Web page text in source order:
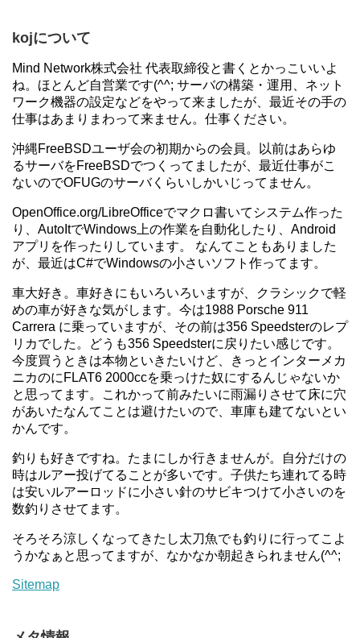
kojについて
Mind Network株式会社 代表取締役と書くとかっこいいよ
ね。ほとんど自営業です(^^; サーバの構築・運用、ネット
ワーク機器の設定などをやって来ましたが、最近その手の
仕事はあまりまわって来ません。仕事ください。
沖縄FreeBSDユーザ会の初期からの会員。以前はあらゆ
るサーバをFreeBSDでつくってましたが、最近仕事がこ
ないのでOFUGのサーバくらいしかいじってません。
OpenOffice.org/LibreOfficeでマクロ書いてシステム作った
り、AutoItでWindows上の作業を自動化したり、Android
アプリを作ったりしています。 なんてこともありました
が、最近はC#でWindowsの小さいソフト作ってます。
車大好き。車好きにもいろいろいますが、クラシックで軽
めの車が好きな気がします。今は1988 Porsche 911
Carrera に乗っていますが、その前は356 Speedsterのレプ
リカでした。どうも356 Speedsterに戻りたい感じです。
今度買うときは本物といきたいけど、きっとインターメカ
ニカのにFLAT6 2000ccを乗っけた奴にするんじゃないか
と思ってます。これかって前みたいに雨漏りさせて床に穴
があいたなんてことは避けたいので、車庫も建てないとい
かんです。
釣りも好きですね。たまにしか行きませんが。自分だけの
時はルアー投げてることが多いです。子供たち連れてる時
は安いルアーロッドに小さい針のサビキつけて小さいのを
数釣りさせてます。
そろそろ涼しくなってきたし太刀魚でも釣りに行ってこよ
うかなぁと思ってますが、なかなか朝起きられません(^^;
Sitemap